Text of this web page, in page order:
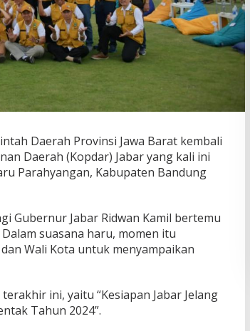
Daerah Provinsi Jawa Barat kembali
Daerah (Kopdar) Jabar yang kali ini
Parahyangan, Kabupaten Bandung
Gubernur Jabar Ridwan Kamil bertemu
suasana haru, momen itu
Wali Kota untuk menyampaikan
ini, yaitu “Kesiapan Jabar Jelang
Tahun 2024”.